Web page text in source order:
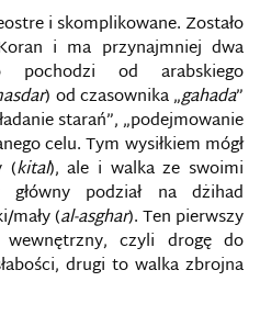
i skomplikowane. Zostało
i ma przynajmniej dwa
pochodzi od arabskiego
) od czasownika „gahada”
starań”, „podejmowanie
celu. Tym wysiłkiem mógł
(kital), ale i walka ze swoimi
główny podział na dżihad
mały (al-asghar). Ten pierwszy
czyli drogę do
drugi to walka zbrojna